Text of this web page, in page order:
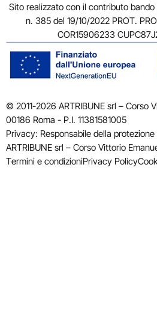
Sito realizzato con il contributo
n. 385 del 19/10/2022 PROT.
COR15906233
© 2011-2026 ARTRIBUNE srl – Corso
00186 Roma - P.I. 11381581005
Privacy: Responsabile della
ARTRIBUNE srl – Corso Vittorio
Termini e condizioniPrivacy Policy